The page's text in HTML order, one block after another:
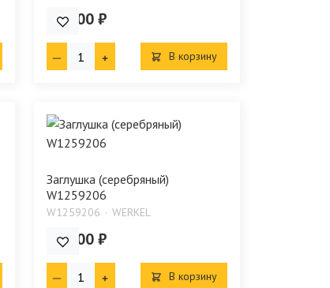
853.00 ₽
В корзину
Заглушка (серебряный)
W1259206
W1259206 WERKEL
171.00 ₽
В корзину